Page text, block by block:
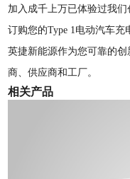
加入成千上万已体验过我
订购您的Type 1电动汽车
英捷新能源作为您可靠的
商、供应商和工厂。
相关产品